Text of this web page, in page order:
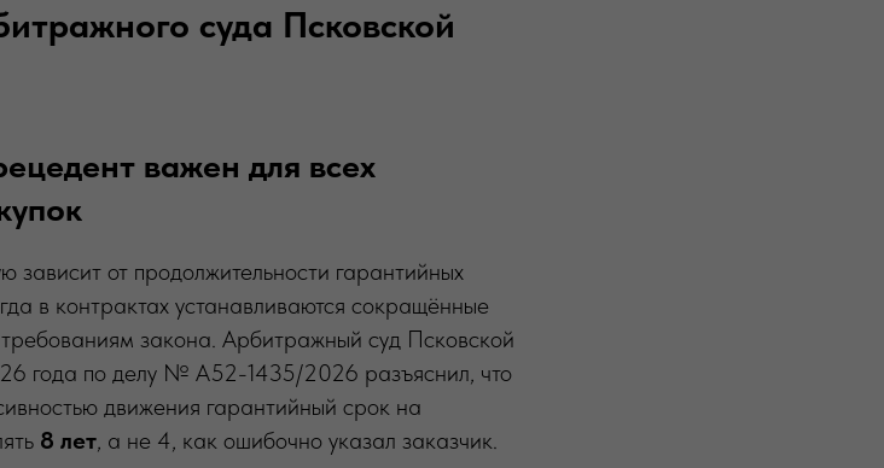
суда Псковской
важен для всех
от продолжительности гарантийных
в контрактах устанавливаются сокращённые
закона. Арбитражный суд Псковской
года по делу № А52-1435/2026 разъяснил, что
движения гарантийный срок на
8 лет , а не 4, как ошибочно указал заказчик.